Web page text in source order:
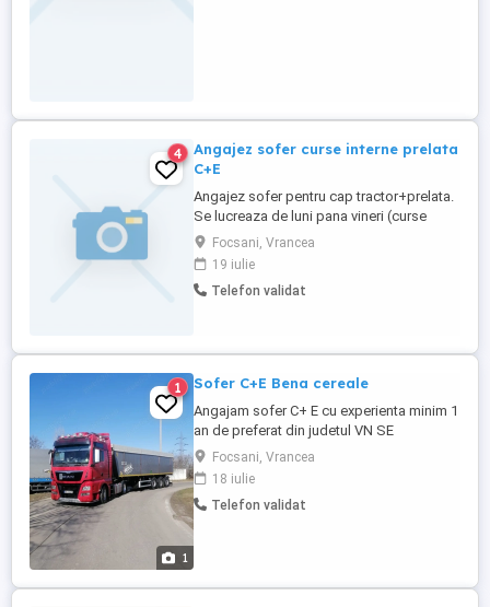
4
Angajez sofer curse interne prelata
C+E
Angajez sofer pentru cap tractor+prelata.
Se lucreaza de luni pana vineri (curse
interne).Salariu 7000 lei .
Focsani, Vrancea
19 iulie
Telefon validat
1
1 Sofer C+E Bena cereale
Angajam sofer C+ E cu experienta minim 1
an de preferat din judetul VN SE
LUCREAZA DOAR LA PROGRAM!!! Se
lucreaza L-V , ocazional 24 la cabina
Incarcarile sunt pe Romania si ocazional
Bulgaria Pentru detalii suplimentare va
Focsani, Vrancea
18 iulie
Telefon validat